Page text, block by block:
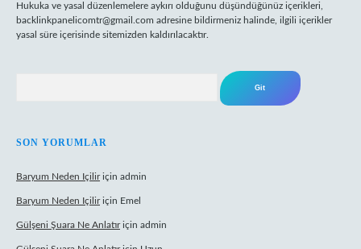
Hukuka ve yasal düzenlemelere aykırı olduğunu düşündüğünüz içerikleri,
backlinkpanelicomtr@gmail.com adresine bildirmeniz halinde, ilgili içerikler
yasal süre içerisinde sitemizden kaldırılacaktır.
SON YORUMLAR
Baryum Neden Içiliriçin admin
Baryum Neden Içiliriçin Emel
Gülşeni Şuara Ne Anlatıriçin admin